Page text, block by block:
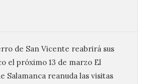
de San Vicente reabrirá sus
el próximo 13 de marzo El
Salamanca reanuda las visitas